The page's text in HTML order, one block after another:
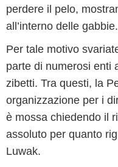
perdere il pelo,
all’interno delle gabbie.
Per tale motivo
parte di numerosi enti
zibetti. Tra questi, la
organizzazione per i
è mossa chiedendo il
assoluto per quanto
Luwak.